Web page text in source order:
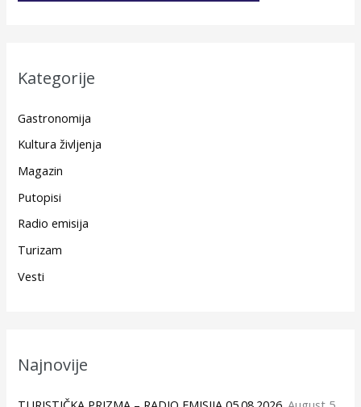
Kategorije
Gastronomija
Kultura življenja
Magazin
Putopisi
Radio emisija
Turizam
Vesti
Najnovije